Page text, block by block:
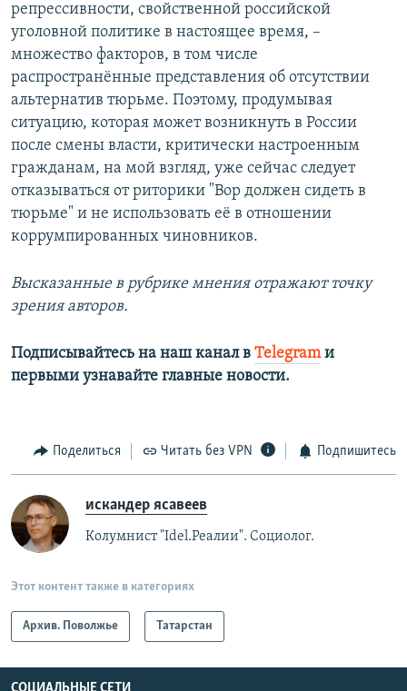
репрессивности, свойственной российской
уголовной политике в настоящее время, –
множество факторов, в том числе
распространённые представления об отсутствии
альтернатив тюрьме. Поэтому, продумывая
ситуацию, которая может возникнуть в России
после смены власти, критически настроенным
гражданам, на мой взгляд, уже сейчас следует
отказываться от риторики "Вор должен сидеть в
тюрьме" и не использовать её в отношении
коррумпированных чиновников.
Высказанные в рубрике мнения отражают точку
зрения авторов.
Подписывайтесь на наш канал в Telegramи
первыми узнавайте главные новости.
Поделиться Читать без VPN Подпишитесь
искандер ясавеев
Колумнист "Idel.Реалии". Социолог.
Этот контент также в категориях
Архив. Поволжье Татарстан